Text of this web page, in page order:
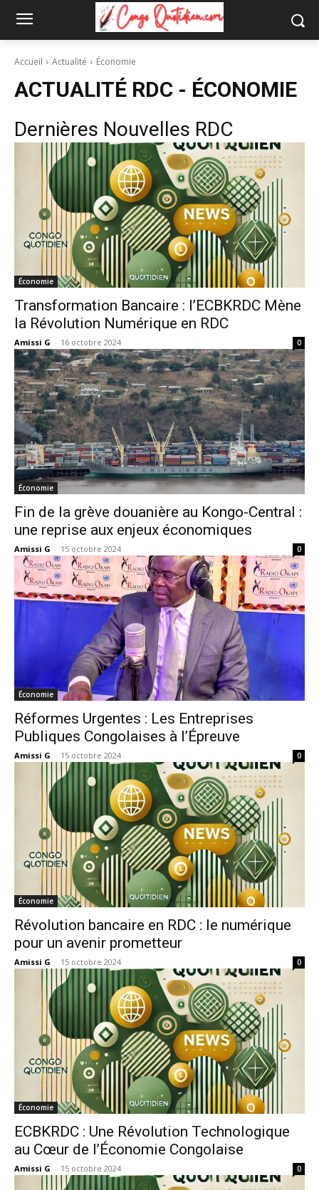
Accueil Actualité Économie
ACTUALITÉ RDC - ÉCONOMIE
Dernières Nouvelles RDC
Économie
Transformation Bancaire : l’ECBKRDC Mène
la Révolution Numérique en RDC
Amissi G - 16 octobre 2024 0
Économie
Fin de la grève douanière au Kongo-Central :
une reprise aux enjeux économiques
Amissi G - 15 octobre 2024 0
Économie
Réformes Urgentes : Les Entreprises
Publiques Congolaises à l’Épreuve
Amissi G - 15 octobre 2024 0
Économie
Révolution bancaire en RDC : le numérique
pour un avenir prometteur
Amissi G - 15 octobre 2024 0
Économie
ECBKRDC : Une Révolution Technologique
au Cœur de l’Économie Congolaise
Amissi G - 15 octobre 2024 0